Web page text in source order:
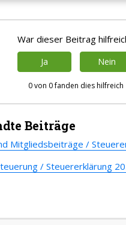
War dieser Beitrag
Ja Nein
0 von 0 fanden dies hilfreich
Beiträge
Mitgliedsbeiträge /
/ Steuererklärung